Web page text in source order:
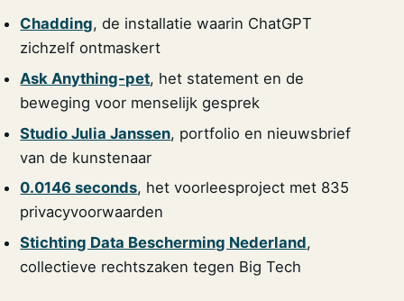
Chadding, de installatie waarin ChatGPT
zichzelf ontmaskert
Ask Anything-pet, het statement en de
beweging voor menselijk gesprek
Studio Julia Janssen, portfolio en nieuwsbrief
van de kunstenaar
0.0146 seconds, het voorleesproject met 835
privacyvoorwaarden
Stichting Data Bescherming Nederland,
collectieve rechtszaken tegen Big Tech